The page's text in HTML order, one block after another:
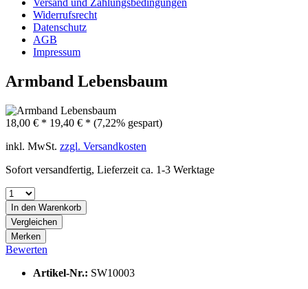
Versand und Zahlungsbedingungen
Widerrufsrecht
Datenschutz
AGB
Impressum
Armband Lebensbaum
18,00 € * 19,40 € * (7,22% gespart)
inkl. MwSt. zzgl. Versandkosten
Sofort versandfertig, Lieferzeit ca. 1-3 Werktage
In den Warenkorb
Vergleichen
Merken
Bewerten
Artikel-Nr.: SW10003